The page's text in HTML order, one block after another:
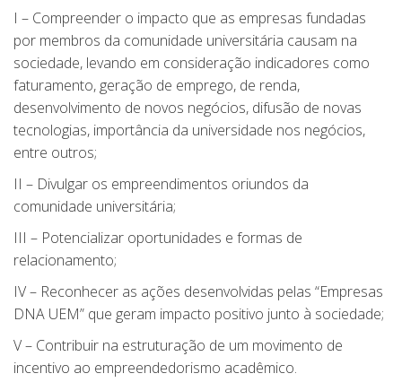
I – Compreender o impacto que as empresas fundadas
por membros da comunidade universitária causam na
sociedade, levando em consideração indicadores como
faturamento, geração de emprego, de renda,
desenvolvimento de novos negócios, difusão de novas
tecnologias, importância da universidade nos negócios,
entre outros;
II – Divulgar os empreendimentos oriundos da
comunidade universitária;
III – Potencializar oportunidades e formas de
relacionamento;
IV – Reconhecer as ações desenvolvidas pelas “Empresas
DNA UEM” que geram impacto positivo junto à sociedade;
V – Contribuir na estruturação de um movimento de
incentivo ao empreendedorismo acadêmico.